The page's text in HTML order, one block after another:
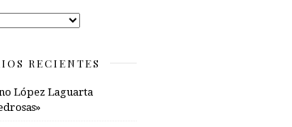
RECIENTES
López Laguarta